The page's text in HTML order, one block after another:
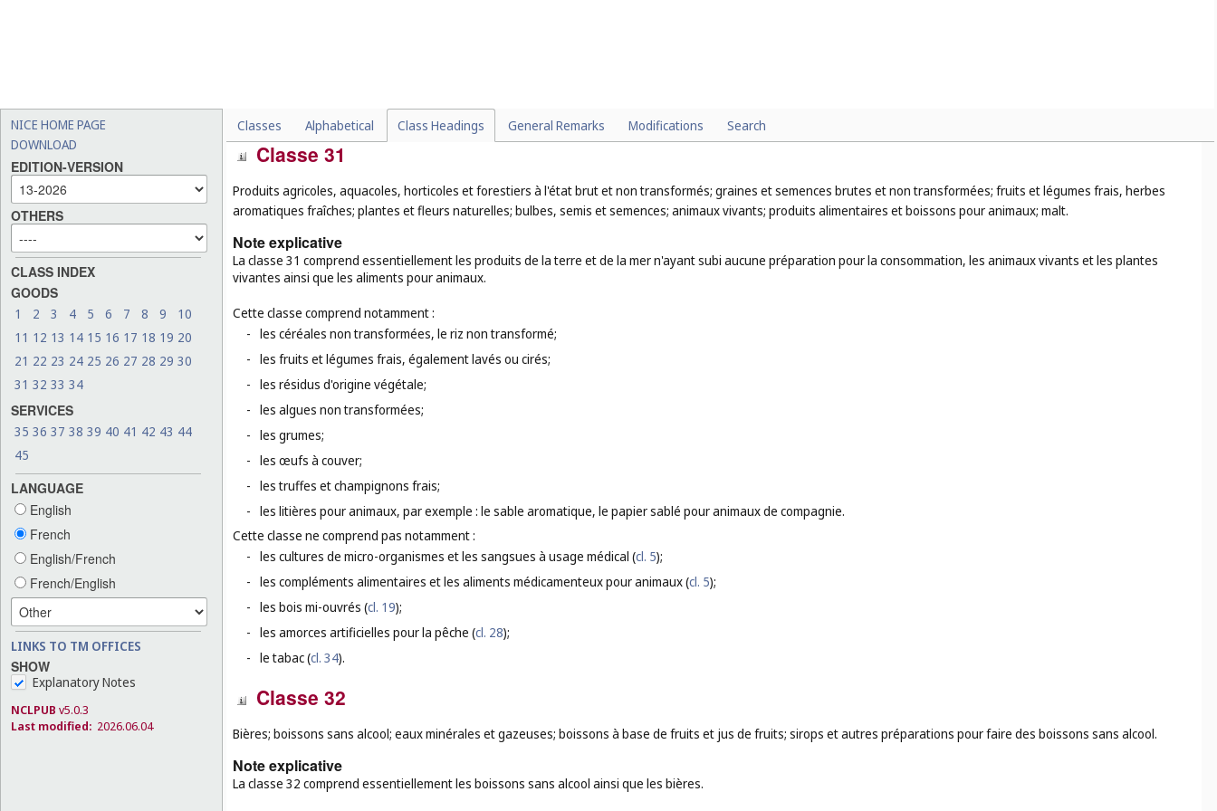
NICE HOME PAGE
DOWNLOAD
EDITION-VERSION
OTHERS
CLASS INDEX
GOODS
1 2 3 4 5 6 7 8 9
10
11 12 13 14 15 16 17 18 19 20
21 22 23 24 25 26 27 28 29 30
31 32 33 34
SERVICES
35 36 37 38 39 40 41 42 43 44
45
LANGUAGE
English
French
English/French
French/English
LINKS TO TM OFFICES
SHOW
Explanatory Notes
NCLPUB v5.0.3
Last modified: 2026.06.04
Classes Alphabetical Class Headings General Remarks Modifications Search
les céréales non transformées (cl. 31).
Classe 31
Produits agricoles, aquacoles, horticoles et forestiers à l'état brut et non transformés; graines et semences brutes et non transformées; fruits et légumes frais, herbes
aromatiques fraîches; plantes et fleurs naturelles; bulbes, semis et semences; animaux vivants; produits alimentaires et boissons pour animaux; malt.
Note explicative
La classe 31 comprend essentiellement les produits de la terre et de la mer n'ayant subi aucune préparation pour la consommation, les animaux vivants et les plantes
vivantes ainsi que les aliments pour animaux.
Cette classe comprend notamment :
- les céréales non transformées, le riz non transformé;
- les fruits et légumes frais, également lavés ou cirés;
- les résidus d'origine végétale;
- les algues non transformées;
- les grumes;
- les œufs à couver;
- les truffes et champignons frais;
- les litières pour animaux, par exemple : le sable aromatique, le papier sablé pour animaux de compagnie.
Cette classe ne comprend pas notamment :
- les cultures de micro-organismes et les sangsues à usage médical (cl. 5);
- les compléments alimentaires et les aliments médicamenteux pour animaux (cl. 5);
- les bois mi-ouvrés (cl. 19);
- les amorces artificielles pour la pêche (cl. 28);
- le tabac (cl. 34).
Classe 32
Bières; boissons sans alcool; eaux minérales et gazeuses; boissons à base de fruits et jus de fruits; sirops et autres préparations pour faire des boissons sans alcool.
Note explicative
La classe 32 comprend essentiellement les boissons sans alcool ainsi que les bières.